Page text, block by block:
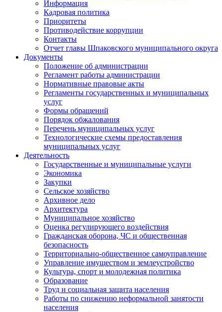
Информация
Кадровая политика
Приоритеты
Противодействие коррупции
Контакты
Отчет главы Шпаковского муниципального округа
Документы
Положение об администрации
Регламент работы администрации
Нормативные правовые акты
Регламенты государственных и муниципальных
услуг
Формы обращений
Порядок обжалования
Перечень муниципальных услуг
Технологические схемы предоставления
муниципальных услуг
Деятельность
Государственные и муниципальные услуги
Экономика
Закупки
Сельское хозяйство
Архивное дело
Архитектура
Муниципальное хозяйство
Оценка регулирующего воздействия
Гражданская оборона, ЧС и общественная
безопасность
Территориально-общественное самоуправление
Управление имуществом и землеустройство
Культура, спорт и молодежная политика
Образование
Труд и социальная защита населения
Работы по снижению неформальной занятости
населения